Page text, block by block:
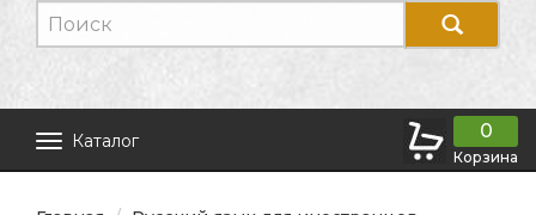
Каталог 0
Корзина